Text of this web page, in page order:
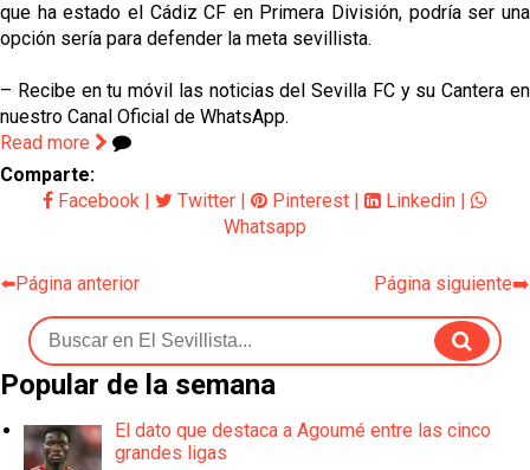
que ha estado el Cádiz CF en Primera División, podría ser una
opción sería para defender la meta sevillista.
– Recibe en tu móvil las noticias del Sevilla FC y su Cantera en
nuestro Canal Oficial de WhatsApp.
Read more
Comparte:
Facebook
Twitter Pinterest Linkedin
Whatsapp
⬅️Página anterior Página siguiente➡️
Popular de la semana
El dato que destaca a Agoumé entre las cinco
grandes ligas